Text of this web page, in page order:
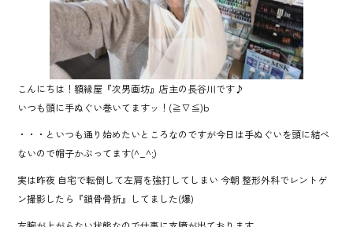
こんにちは！額縁屋『次男画坊』店主の長谷川です♪
いつも頭に手ぬぐい巻いてますッ！(≧∇≦)b
・・・といつも通り始めたいところなのですが今日は手ぬぐいを頭に結べ
ないので帽子かぶってます(^_^;)
実は昨夜 自宅で転倒して左肩を強打してしまい 今朝 整形外科でレントゲ
ン撮影したら『鎖骨骨折』してました(爆)